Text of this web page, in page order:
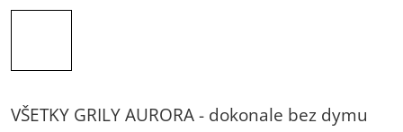
VŠETKY GRILY AURORA - dokonale bez dymu